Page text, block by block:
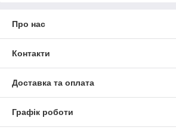
Про нас
Контакти
Доставка та оплата
Графік роботи